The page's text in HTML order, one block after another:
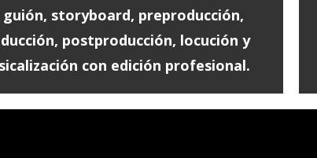
guión, storyboard, preproducción,
postproducción, locución y
con edición profesional.